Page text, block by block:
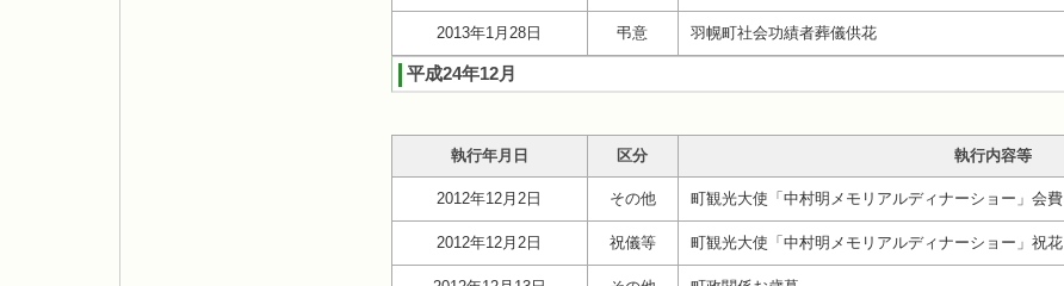
2013年1月28日 弔意 羽幌町社会功績者葬儀供花
平成24年12月
執行年月日 区分 執行内容等
2012年12月2日 その他 町観光大使「中村明メモリアルディナーショー」会費
2012年12月2日 祝儀等 町観光大使「中村明メモリアルディナーショー」祝花